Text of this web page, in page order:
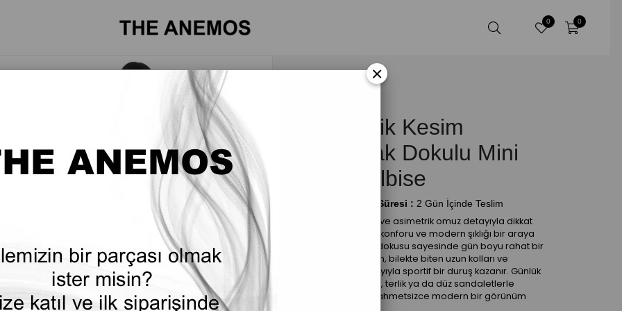
0
0
Asimetrik Kesim
Yumuşak Dokulu Mini
Siyah Elbise
Tahmini Teslim Süresi : 2 Gün İçinde Teslim
Minimal tasarımı ve asimetrik omuz detayıyla dikkat
çeken bu elbise, konforu ve modern şıklığı bir araya
getirir. Yumuşak dokusu sayesinde gün boyu rahat bir
kullanım sunarken, bilekte biten uzun kolları ve
başparmak detayıyla sportif bir duruş kazanır. Günlük
stilinizde sneaker, terlik ya da düz sandaletlerle
kombinleyerek zahmetsizce modern bir görünüm
×